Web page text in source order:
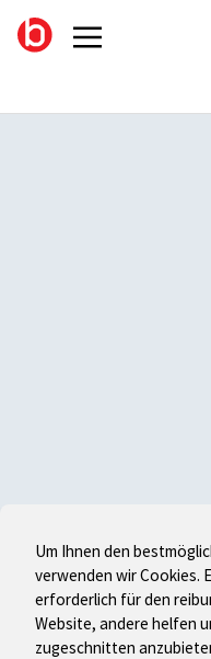
Um Ihnen den
verwenden wir Cookies.
erforderlich für den
Website, andere helfen
zugeschnitten